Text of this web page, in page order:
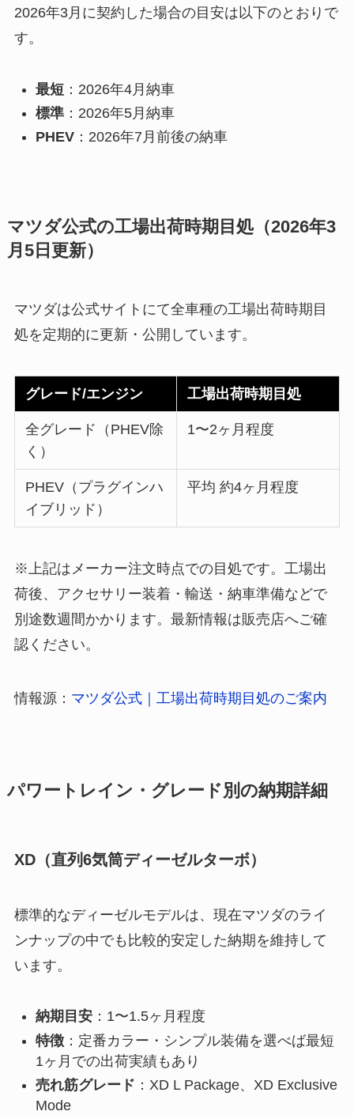
2026年3月に契約した場合の目安は以下のとおりで
す。
最短：2026年4月納車
標準：2026年5月納車
PHEV：2026年7月前後の納車
マツダ公式の工場出荷時期目処（2026年3
月5日更新）
マツダは公式サイトにて全車種の工場出荷時期目
処を定期的に更新・公開しています。
グレード/エンジン 工場出荷時期目処
全グレード（PHEV除
く）
1〜2ヶ月程度
PHEV（プラグインハ
イブリッド）
平均 約4ヶ月程度
※上記はメーカー注文時点での目処です。工場出
荷後、アクセサリー装着・輸送・納車準備などで
別途数週間かかります。最新情報は販売店へご確
認ください。
情報源： マツダ公式｜工場出荷時期目処のご案内
パワートレイン・グレード別の納期詳細
XD（直列6気筒ディーゼルターボ）
標準的なディーゼルモデルは、現在マツダのライ
ンナップの中でも比較的安定した納期を維持して
います。
納期目安：1〜1.5ヶ月程度
特徴：定番カラー・シンプル装備を選べば最短
1ヶ月での出荷実績もあり
売れ筋グレード ：XD L Package、XD Exclusive
Mode